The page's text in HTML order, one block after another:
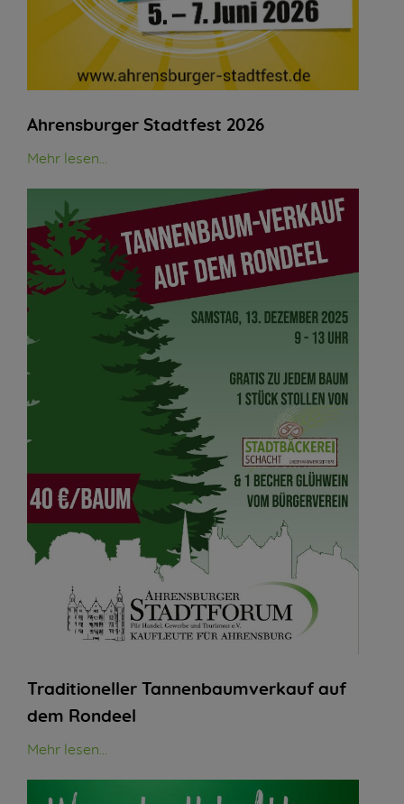
Ahrensburger Stadtfest 2026
Mehr lesen...
Traditioneller Tannenbaumverkauf auf
dem Rondeel
Mehr lesen...